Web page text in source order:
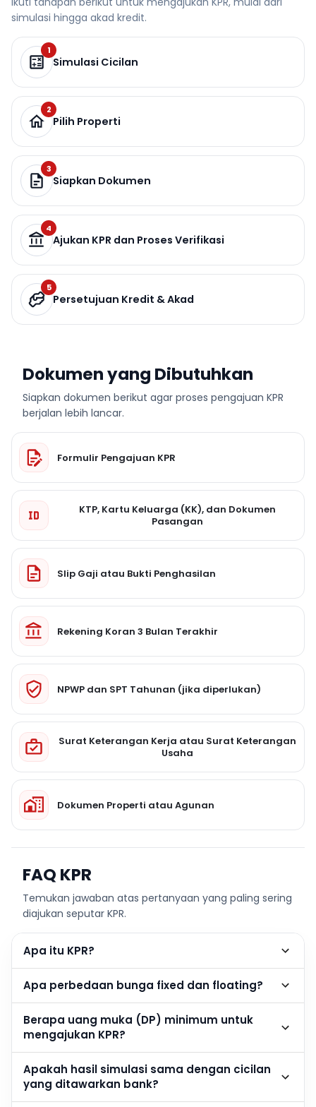
simulasi hingga akad kredit.
1
Simulasi Cicilan
2
Pilih Properti
3
Siapkan Dokumen
4
Ajukan KPR dan Proses Verifikasi
5
Persetujuan Kredit & Akad
Dokumen yang Dibutuhkan
Siapkan dokumen berikut agar proses pengajuan KPR
berjalan lebih lancar.
Formulir Pengajuan KPR
KTP, Kartu Keluarga (KK), dan Dokumen
Pasangan
Slip Gaji atau Bukti Penghasilan
Rekening Koran 3 Bulan Terakhir
NPWP dan SPT Tahunan (jika diperlukan)
Surat Keterangan Kerja atau Surat Keterangan
Usaha
Dokumen Properti atau Agunan
FAQ KPR
Temukan jawaban atas pertanyaan yang paling sering
diajukan seputar KPR.
Apa itu KPR?
Apa perbedaan bunga fixed dan floating?
Berapa uang muka (DP) minimum untuk
mengajukan KPR?
Apakah hasil simulasi sama dengan cicilan
yang ditawarkan bank?